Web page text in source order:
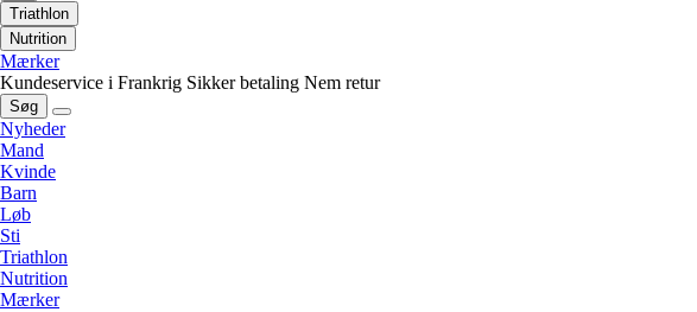
Triathlon
Nutrition
Mærker
Kundeservice i Frankrig Sikker betaling Nem retur
Søg
Nyheder
Mand
Kvinde
Barn
Løb
Sti
Triathlon
Nutrition
Mærker